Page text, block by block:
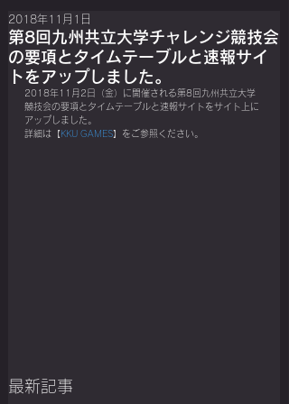
第8回九州共立大学チャレンジ競技会
の要項とタイムテーブルと速報サイ
トをアップしました。
2018年11月1日
2018年11月2日（金）に開催される第8回九州共立大学
競技会の要項とタイムテーブルと速報サイトをサイト上に
アップしました。
詳細は【KKU GAMES】をご参照ください。
最新記事